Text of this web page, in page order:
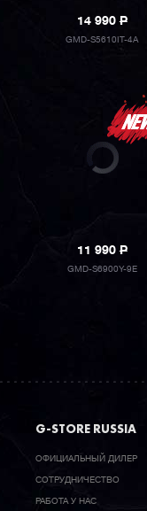
14 990P
GMD-S5610IT-4A
11 990P
GMD-S6900Y-9E
G-STORE RUSSIA
ОФИЦИАЛЬНЫЙ ДИЛЕР
CОТРУДНИЧЕСТВО
РАБОТА У НАС